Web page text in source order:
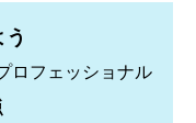
ロフェッショナル